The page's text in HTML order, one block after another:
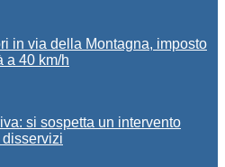
in via della Montagna, imposto
a 40 km/h
si sospetta un intervento